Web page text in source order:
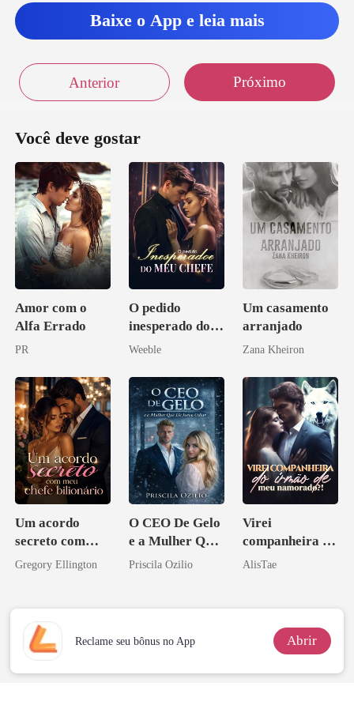
Baixe o App e leia mais
Anterior Próximo
Você deve gostar
Amor com o
Alfa Errado
PR
O pedido
inesperado do
meu chefe
Weeble
Um casamento
arranjado
Zana Kheiron
Um acordo
secreto com
meu chefe
Gregory Ellington
O CEO De Gelo
e a Mulher Que
Ele Jurou Odiar
Priscila Ozilio
Virei
companheira do
irmão de meu
AlisTae
Reclame seu bônus no App Abrir